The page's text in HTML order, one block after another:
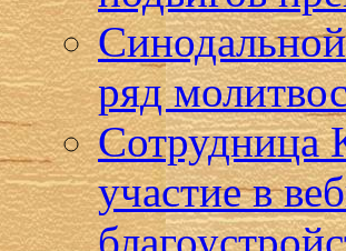
ряд
Сотрудница
участие в